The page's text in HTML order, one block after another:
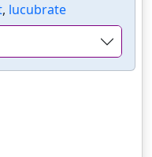
, lucubrate